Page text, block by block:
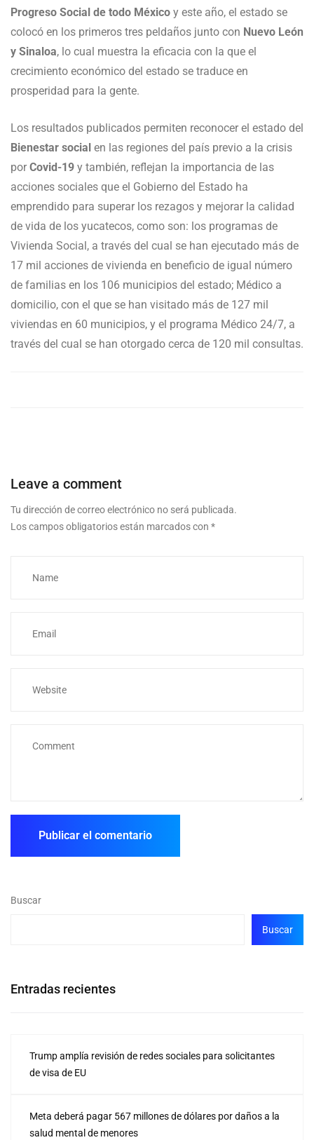
Progreso Social de todo México y este año, el estado se
colocó en los primeros tres peldaños junto con Nuevo León
y Sinaloa, lo cual muestra la eficacia con la que el
crecimiento económico del estado se traduce en
prosperidad para la gente.
Los resultados publicados permiten reconocer el estado del
Bienestar social en las regiones del país previo a la crisis
por Covid-19 y también, reflejan la importancia de las
acciones sociales que el Gobierno del Estado ha
emprendido para superar los rezagos y mejorar la calidad
de vida de los yucatecos, como son: los programas de
Vivienda Social, a través del cual se han ejecutado más de
17 mil acciones de vivienda en beneficio de igual número
de familias en los 106 municipios del estado; Médico a
domicilio, con el que se han visitado más de 127 mil
viviendas en 60 municipios, y el programa Médico 24/7, a
través del cual se han otorgado cerca de 120 mil consultas.
Leave a comment
Tu dirección de correo electrónico no será publicada.
Los campos obligatorios están marcados con *
Buscar
Buscar
Entradas recientes
Trump amplía revisión de redes sociales para solicitantes
de visa de EU
Meta deberá pagar 567 millones de dólares por daños a la
salud mental de menores